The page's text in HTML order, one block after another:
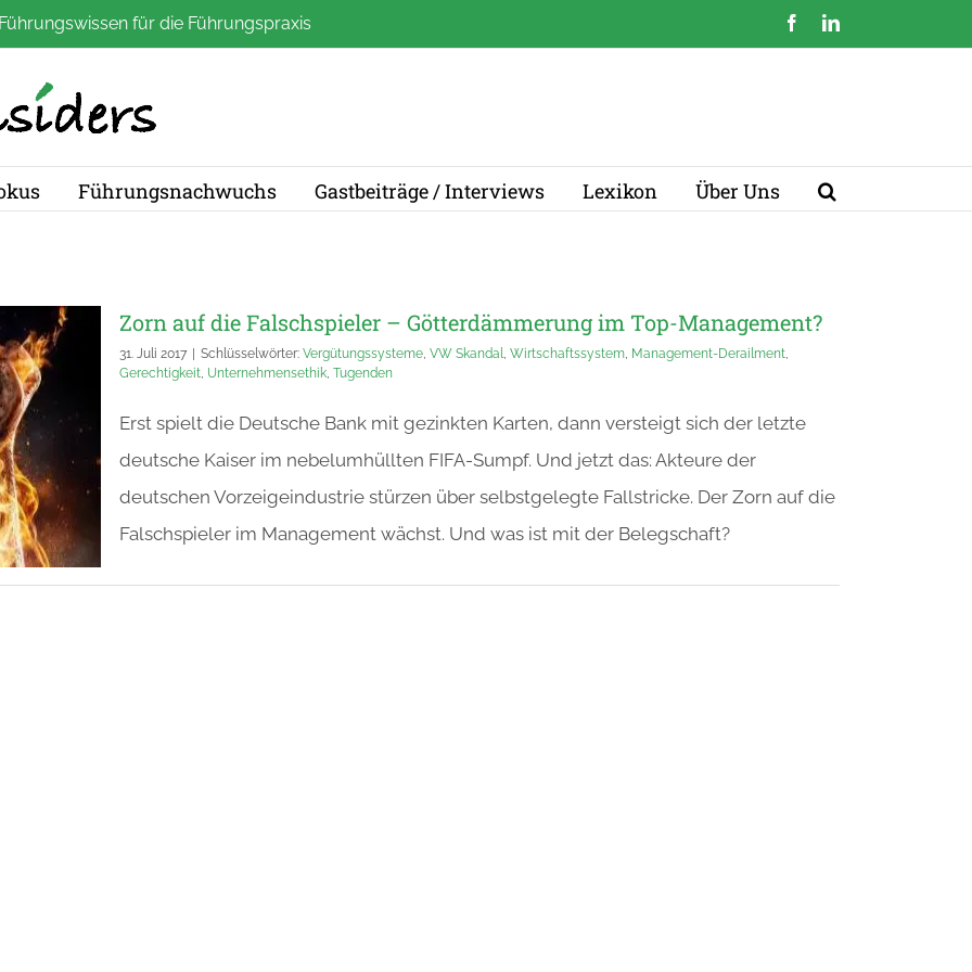
für die Führungspraxis FacebookLinkedIn
Führungsnachwuchs Gastbeiträge / Interviews Lexikon Über Uns
Zorn auf die Falschspieler – Götterdämmerung im Top-Management?
31. Juli 2017 Schlüsselwörter: Vergütungssysteme, VW Skandal, Wirtschaftssystem, Management-Derailment,
Gerechtigkeit, Unternehmensethik, Tugenden
Erst spielt die Deutsche Bank mit gezinkten Karten, dann versteigt sich der letzte
deutsche Kaiser im nebelumhüllten FIFA-Sumpf. Und jetzt das: Akteure der
deutschen Vorzeigeindustrie stürzen über selbstgelegte Fallstricke. Der Zorn auf die
Falschspieler im Management wächst. Und was ist mit der Belegschaft?